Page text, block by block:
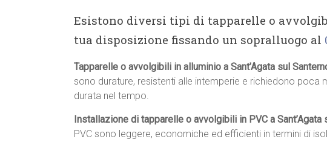
Esistono diversi tipi di tapparelle o
tua disposizione fissando un sopralluogo al
Tapparelle o avvolgibili in alluminio a Sant’Agata sul
sono durature, resistenti alle intemperie e richiedono poca
durata nel tempo.
Installazione di tapparelle o avvolgibili in PVC a Sant’Agata
PVC sono leggere, economiche ed efficienti in termini di